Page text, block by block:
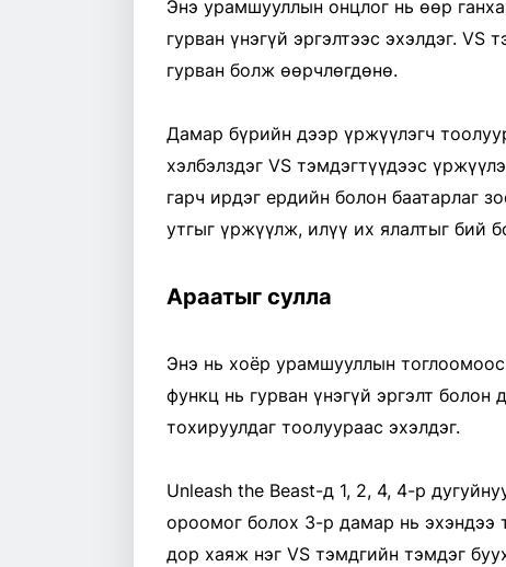
Энэ урамшууллын онцлог нь өөр
гурван үнэгүй эргэлтээс эхэлдэг. VS
гурван болж өөрчлөгдөнө.
Дамар бүрийн дээр үржүүлэгч
хэлбэлздэг VS тэмдэгтүүдээс
гарч ирдэг ердийн болон баатарлаг
утгыг үржүүлж, илүү их ялалтыг бий
Араатыг сулла
Энэ нь хоёр урамшууллын
функц нь гурван үнэгүй эргэлт болон
тохируулдаг тоолуураас эхэлдэг.
Unleash the Beast-д 1, 2, 4, 4-р
ороомог болох 3-р дамар нь эхэндээ
дор хаяж нэг VS тэмдгийн тэмдэг